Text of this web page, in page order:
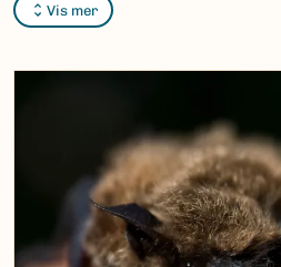
Vis mer
Bokmål:Ingen
Nynorsk:Ingen
Vitenskapelig navn ID:48006
Takson ID:31149
Gå til Nortaxa for flere detaljer